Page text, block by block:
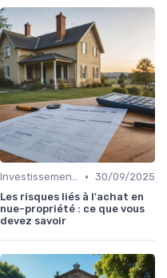
Investissement Immobilier • 30/09/2025
Les risques liés à l'achat en
nue-propriété : ce que vous
devez savoir